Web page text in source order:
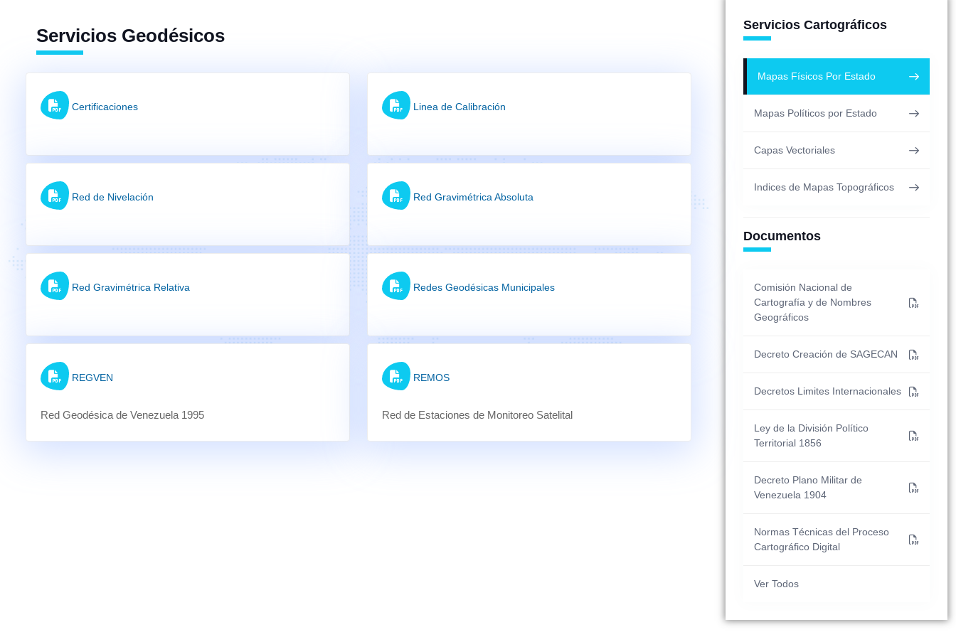
Servicios Geodésicos
Certificaciones Linea de Calibración
Red de Nivelación Red Gravimétrica Absoluta
Red Gravimétrica Relativa Redes Geodésicas Municipales
REGVEN
Red Geodésica de Venezuela 1995
REMOS
Red de Estaciones de Monitoreo Satelital
Servicios Cartográficos
Mapas Físicos Por Estado
Mapas Políticos por Estado
Capas Vectoriales
Indices de Mapas Topográficos
Documentos
Comisión Nacional de
Cartografía y de Nombres
Geográficos
Decreto Creación de SAGECAN
Decretos Limites Internacionales
Ley de la División Político
Territorial 1856
Decreto Plano Militar de
Venezuela 1904
Normas Técnicas del Proceso
Cartográfico Digital
Ver Todos